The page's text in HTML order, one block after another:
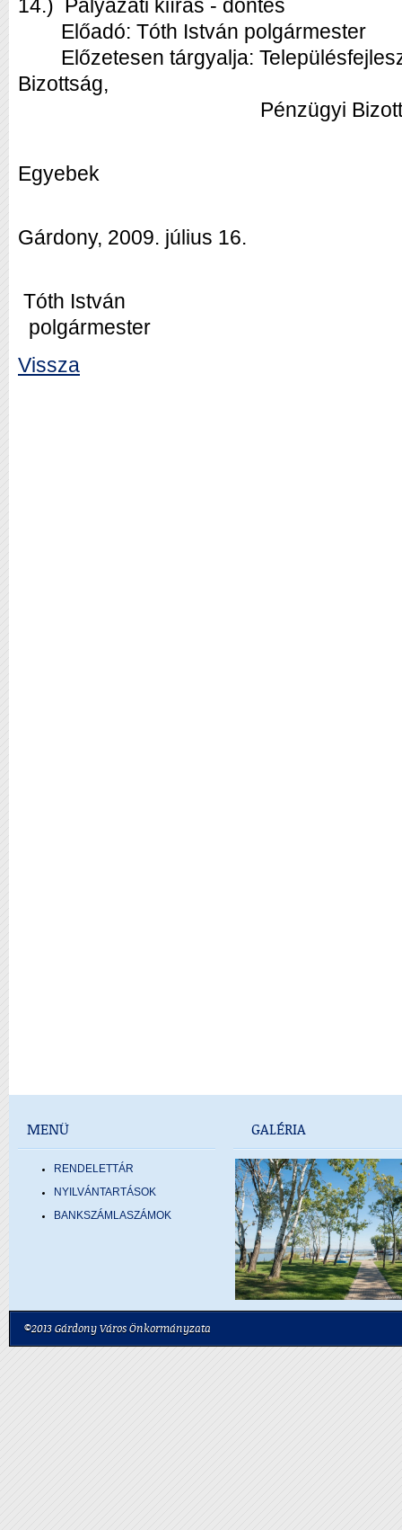
14.) Pályázati kiírás - döntés
Előadó: Tóth István polgármester
Előzetesen tárgyalja:
Bizottság,
Pénzügyi Bizottság,
Egyebek
Gárdony, 2009. július 16.
Tóth István
polgármester
Vissza
MENÜ
RENDELETTÁR
NYILVÁNTARTÁSOK
BANKSZÁMLASZÁMOK
GALÉRIA
©2013 Gárdony Város Önkormányzata